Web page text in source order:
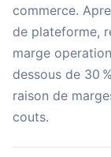
commerce.
de plateforme,
marge
dessous de 30
raison de
couts.